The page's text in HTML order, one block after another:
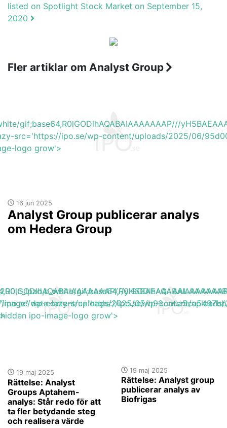
listed on Spotlight Stock Market on September 15,
2020
Fler artiklar om Analyst Group
gif;base64,R0lGODlhAQABAIAAAAAAAP///
src='https://ipo.se/wp-content/uploads/2025/06/
logo grow'>
16 jun 2025
Analyst Group publicerar analys
om Hedera Group
wp-content/uploads/2025/05/
19 maj 2025
Rättelse: Analyst
Groups Aptahem-
analys: Står redo för att
ta fler betydande steg
och realisera värde
data-lazy-src='https://ipo.se/wp-content/
ipo-image-logo grow'>
19 maj 2025
Rättelse: Analyst group
publicerar analys av
Biofrigas